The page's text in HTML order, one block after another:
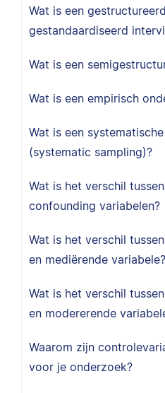
Wat is een
gestandaardiseerd
Wat is een
Wat is een empirisch
Wat is een
(systematic sampling)?
Wat is het verschil
confounding variabelen?
Wat is het verschil
en mediërende variabele?
Wat is het verschil
en modererende
Waarom zijn
voor je onderzoek?